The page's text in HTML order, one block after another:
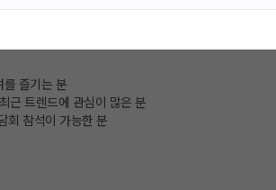
를 즐기는 분
근 트렌드에 관심이 많은 분
회 참석이 가능한 분